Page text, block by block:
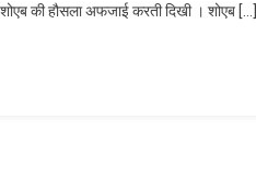
शोएब की हौसला अफजाई करती दिखी । शोएब […]